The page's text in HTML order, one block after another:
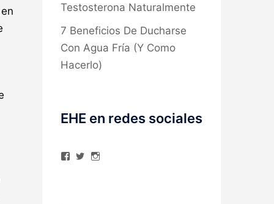
Testosterona Naturalmente
7 Beneficios De Ducharse
Con Agua Fría (Y Como
Hacerlo)
EHE en redes sociales
Ver
VerVer